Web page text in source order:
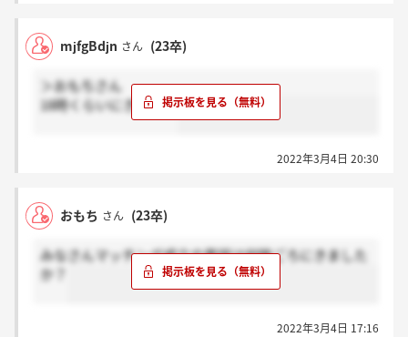
mjfgBdjn さん (23卒)
＞おもちさん
18時くらいにきました
2022年3月4日 20:30
おもち さん (23卒)
みなさんマッチング成立の電話は何時ごろにきました
か？
2022年3月4日 17:16